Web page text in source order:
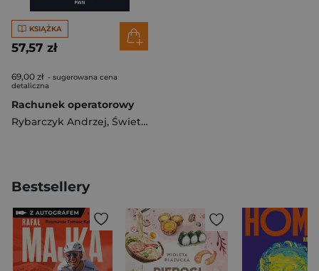
KSIĄŻKA
57,57 zł
69,00 zł - sugerowana cena
detaliczna
Rachunek operatorowy
Rybarczyk Andrzej, Świetlicka Aleksandra
Bestsellery